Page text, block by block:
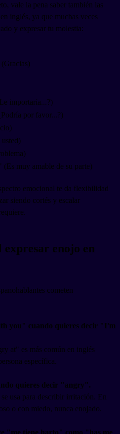
vale la pena saber también las
inglés, ya que muchas veces
y expresar tu molestia:
importaría...?)
por favor...?)
muy amable de su parte)
emocional te da flexibilidad
siendo cortés y escalar
enojo en
cometen
you" cuando quieres decir "I'm
at" es más común en inglés
específica.
quieres decir "angry".
usa para describir irritación. En
o con miedo, nunca enojado.
"me tiene harto" como "has me